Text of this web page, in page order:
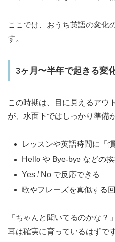
ここでは、おうち英語の変化
す。
3ヶ月〜半年で起きる変
この時期は、目に見えるアウ
が、水面下ではしっかり準備
レッスンや英語時間に「慣
Hello や Bye-bye などの
Yes / No で反応できる
歌やフレーズを真似する
「ちゃんと聞いてるのかな？
耳は確実に育っているはずです